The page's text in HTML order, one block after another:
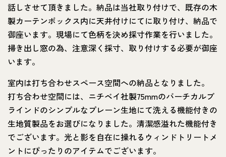
話しさせて頂きました。納品は当社取り付けで、既存の木
製カーテンボックス内に天井付けにてに取り付け、納品で
御座います。現場にて色柄を決め採寸作業を行いました。
掃き出し窓の為、注意深く採寸、取り付けする必要が御座
います。
室内は打ち合わせスペース空間への納品となりました。
打ち合わせ空間には、ニチベイ社製75mmのバーチカルブ
ラインドのシンプルなプレーン生地にて洗える機能付きの
生地質製品をお選びになりました。清潔感溢れた機能付き
でございます。光と影を自在に操れるウィンドトリートメ
ントにぴったりのアイテムでございます。